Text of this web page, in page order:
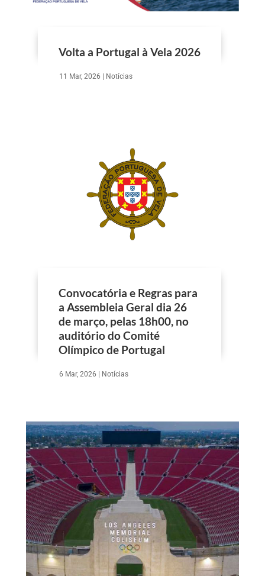
Volta a Portugal à Vela 2026
11 Mar, 2026 Notícias
Convocatória e Regras para
a Assembleia Geral dia 26
de março, pelas 18h00, no
auditório do Comité
Olímpico de Portugal
6 Mar, 2026 Notícias